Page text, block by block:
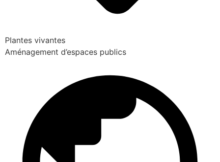
Plantes vivantes
Aménagement d’espaces publics